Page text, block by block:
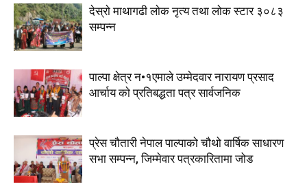
देस्राे माथागढी लाेक नृत्य तथा लाेक स्टार ३०८३
सम्पन्न
पाल्पा क्षेत्र न•१एमाले उम्मेदवार नारायण प्रसाद
आर्चाय काे प्रतिबद्धता पत्र सार्वजनिक
प्रेस चौतारी नेपाल पाल्पाको चौथो वार्षिक साधारण
सभा सम्पन्न, जिम्मेवार पत्रकारितामा जोड